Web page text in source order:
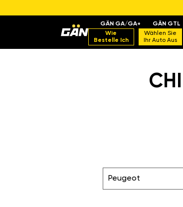
GÄN GA/GA+ GÄN GTL
Wie
Bestelle Ich
Wählen Sie
Ihr Auto Aus
Peugeot